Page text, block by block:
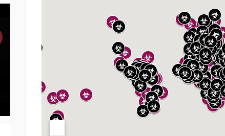
منذ 22 ساعة
هل يذهب لريال مدريد؟.. السيتي يرفض
عرض برشلونة بشأن رودري
علي بن